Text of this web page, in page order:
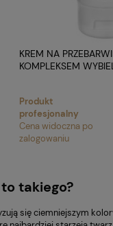
KREM NA
KOMPLEKSEM
Produkt
profesjonalny
Cena widoczna po
zalogowaniu
takiego?
się ciemniejszym